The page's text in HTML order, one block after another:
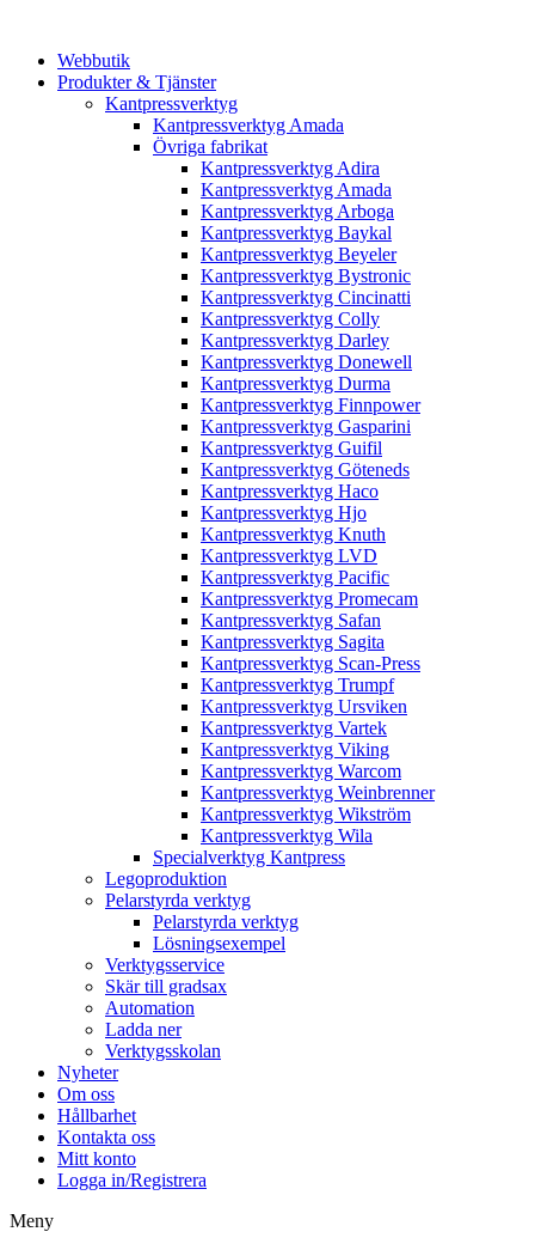
Webbutik
Produkter & Tjänster
Kantpressverktyg
Kantpressverktyg Amada
Övriga fabrikat
Kantpressverktyg Adira
Kantpressverktyg Amada
Kantpressverktyg Arboga
Kantpressverktyg Baykal
Kantpressverktyg Beyeler
Kantpressverktyg Bystronic
Kantpressverktyg Cincinatti
Kantpressverktyg Colly
Kantpressverktyg Darley
Kantpressverktyg Donewell
Kantpressverktyg Durma
Kantpressverktyg Finnpower
Kantpressverktyg Gasparini
Kantpressverktyg Guifil
Kantpressverktyg Göteneds
Kantpressverktyg Haco
Kantpressverktyg Hjo
Kantpressverktyg Knuth
Kantpressverktyg LVD
Kantpressverktyg Pacific
Kantpressverktyg Promecam
Kantpressverktyg Safan
Kantpressverktyg Sagita
Kantpressverktyg Scan-Press
Kantpressverktyg Trumpf
Kantpressverktyg Ursviken
Kantpressverktyg Vartek
Kantpressverktyg Viking
Kantpressverktyg Warcom
Kantpressverktyg Weinbrenner
Kantpressverktyg Wikström
Kantpressverktyg Wila
Specialverktyg Kantpress
Legoproduktion
Pelarstyrda verktyg
Pelarstyrda verktyg
Lösningsexempel
Verktygsservice
Skär till gradsax
Automation
Ladda ner
Verktygsskolan
Nyheter
Om oss
Hållbarhet
Kontakta oss
Mitt konto
Logga in/Registrera
Meny